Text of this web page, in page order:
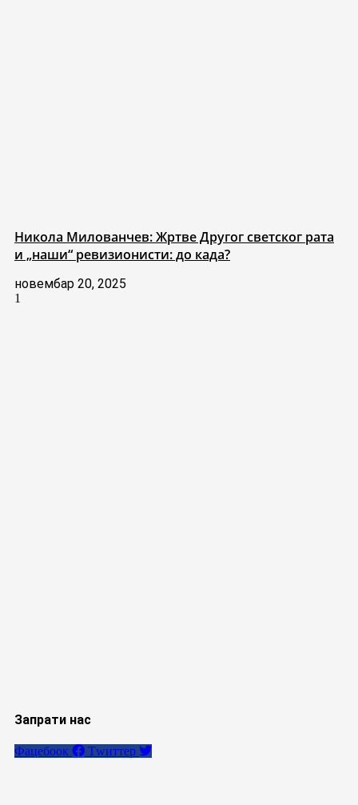
Никола Милованчев: Жртве Другог светског рата
и „наши“ ревизионисти: до када?
новембар 20, 2025
Запрати нас
Фацебоок Тwиттер